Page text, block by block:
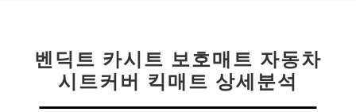
벤딕트 카시트 보호매트 자동차
시트커버 킥매트 상세분석